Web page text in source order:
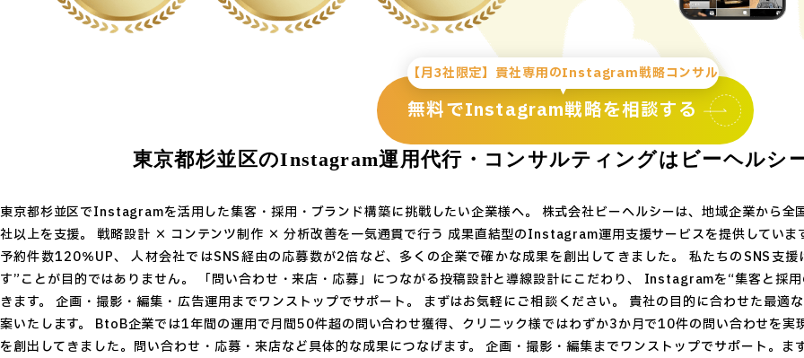
【月3社限定】貴社専用のInstagram戦略コンサル
無料でInstagram戦略を相談する
東京都杉並区のInstagram運用代行・コンサルティングはビーヘルシ
東京都杉並区でInstagramを活用した集客・採用・ブランド構築に挑戦したい企業様へ。 株式会社ビーヘルシーは、地域企業から全
社以上を支援。 戦略設計 × コンテンツ制作 × 分析改善を一気通貫で行う 成果直結型のInstagram運用支援サービスを提供していま
予約件数120％UP、 人材会社ではSNS経由の応募数が2倍など、多くの企業で確かな成果を創出してきました。 私たちのSNS支援
す”ことが目的ではありません。 「問い合わせ・来店・応募」につながる投稿設計と導線設計にこだわり、 Instagramを“集客と採
きます。 企画・撮影・編集・広告運用までワンストップでサポート。 まずはお気軽にご相談ください。 貴社の目的に合わせた最
案いたします。 BtoB企業では1年間の運用で月間50件超の問い合わせ獲得、クリニック様ではわずか3か月で10件の問い合わせを実
を創出してきました。問い合わせ・応募・来店など具体的な成果につなげます。 企画・撮影・編集までワンストップでサポート。ま